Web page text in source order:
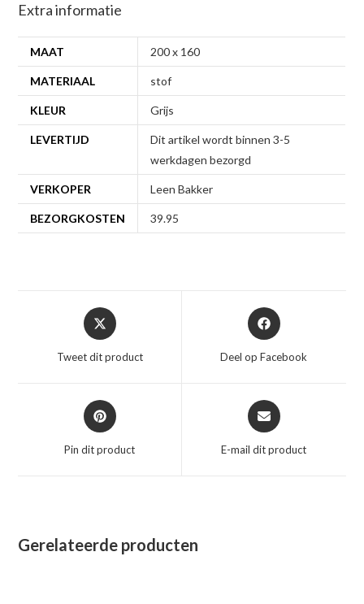
Extra informatie
MAAT 200 x 160
MATERIAAL stof
KLEUR Grijs
LEVERTIJD
Dit artikel wordt binnen 3-5
werkdagen bezorgd
VERKOPER Leen Bakker
BEZORGKOSTEN 39.95
Opent
in
nieuw
Tweet dit product
Opent
in
nieuw
Deel op Facebook
Opent
in
nieuw
Pin dit product
Opent
in
nieuw
E-mail dit product
Gerelateerde producten